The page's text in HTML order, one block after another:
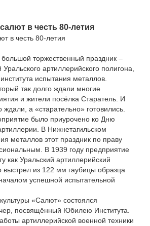
в честь 80-летия
в честь 80-летия
торжественный праздник –
артиллерийского полигона,
испытания металлов.
так долго ждали многие
и жители посёлка Старатель. И
ждали, а «старательно» готовились.
было приурочено ко Дню
В Нижнетагильском
металлов этот праздник по праву
В 1939 году предприятие
как Уральский артиллерийский
выстрел из 122 мм гаубицы образца
успешной испытательной
«Салют» состоялся
посвящённый Юбилею Института.
артиллерийской военной техники